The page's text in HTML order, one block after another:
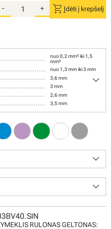
- + shopping_cart Įdėti į krepšelį
nuo 0,2 mm² iki 1,5
mm²
nuo 1,3 mm iki 3 mm
3,6 mm
3 mm
2,6 mm
3,5 mm
keyboard_arrow_down
keyboard_arrow_down
keyboard_arrow_down
RULONAS GELTONAS: